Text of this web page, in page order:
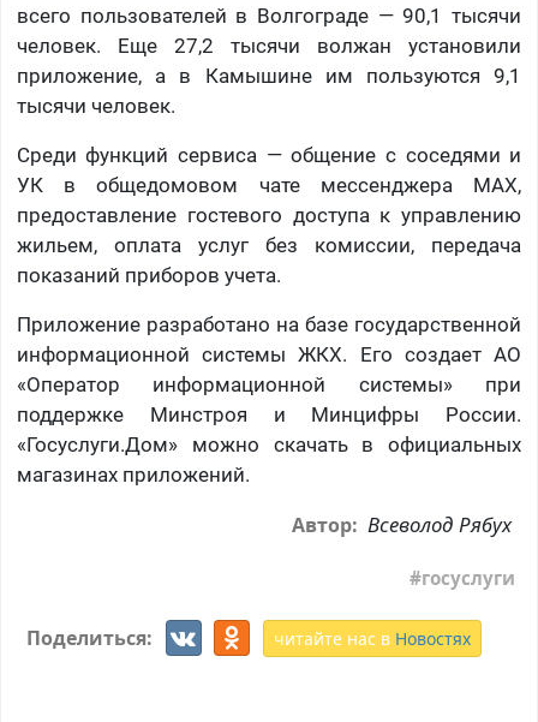
всего пользователей в Волгограде — 90,1 тысячи
человек. Еще 27,2 тысячи волжан установили
приложение, а в Камышине им пользуются 9,1
тысячи человек.
Среди функций сервиса — общение с соседями и
УК в общедомовом чате мессенджера МАХ,
предоставление гостевого доступа к управлению
жильем, оплата услуг без комиссии, передача
показаний приборов учета.
Приложение разработано на базе государственной
информационной системы ЖКХ. Его создает АО
«Оператор информационной системы» при
поддержке Минстроя и Минцифры России.
«Госуслуги.Дом» можно скачать в официальных
магазинах приложений.
Автор: Всеволод Рябух
госуслуги
Поделиться: читайте нас в Новостях